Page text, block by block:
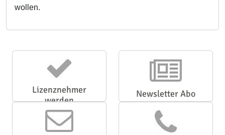
wollen.
Lizenznehmer
werden
Newsletter Abo